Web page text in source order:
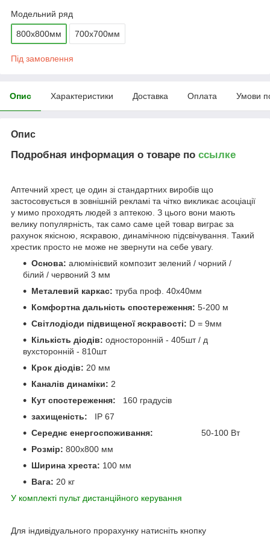
Модельний ряд
800х800мм 700х700мм
Під замовлення
Опис Характеристики Доставка Оплата Умови
Опис
Подробная информация о товаре по ссылке
Аптечний хрест, це один зі стандартних виробів що
застосовується в зовнішній рекламі та чітко викликає асоціації
у мимо проходять людей з аптекою. З цього вони мають
велику популярність, так само саме цей товар виграє за
рахунок якісною, яскравою, динамічною підсвічування. Такий
хрестик просто не може не звернути на себе увагу.
Основа: алюмінієвий композит зелений / чорний /
білий / червоний 3 мм
Металевий каркас: труба проф. 40х40мм
Комфортна дальність спостереження: 5-200 м
Світлодіоди підвищеної яскравості: D = 9мм
Кількість діодів: односторонній - 405шт / д
вухсторонній - 810шт
Крок діодів: 20 мм
Каналів динаміки: 2
Кут спостереження:
160 градусів
захищеність:
IP 67
Середнє енергоспоживання:
50-100 Вт
Розмір: 800х800 мм
Ширина хреста: 100 мм
Вага: 20 кг
У комплекті пульт дистанційного керування
Для індивідуального прорахунку натисніть кнопку